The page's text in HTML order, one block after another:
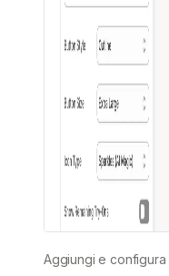
Aggiungi e configura